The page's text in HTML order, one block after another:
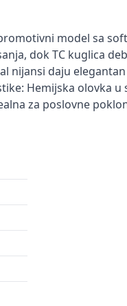
model sa
dok TC kuglica
daju
Hemijska olovka u
za poslovne